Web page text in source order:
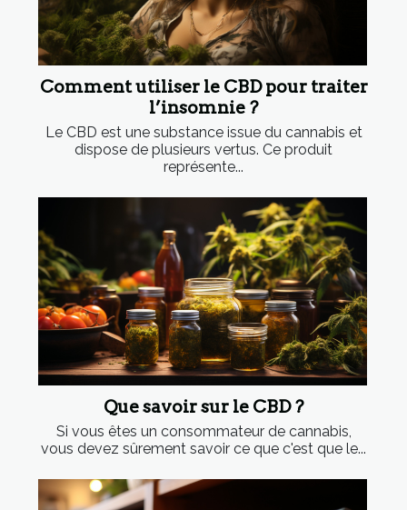
Comment utiliser le CBD pour traiter
l’insomnie ?
Le CBD est une substance issue du cannabis et
dispose de plusieurs vertus. Ce produit
représente...
Que savoir sur le CBD ?
Si vous êtes un consommateur de cannabis,
vous devez sûrement savoir ce que c'est que le...